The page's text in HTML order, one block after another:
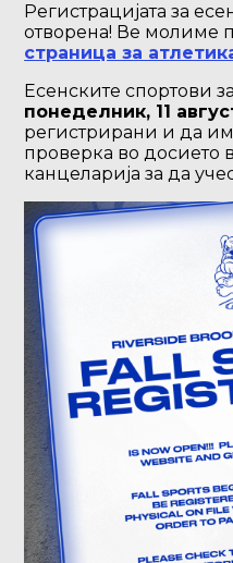
Регистрацијата за
отворена! Ве молиме
страница за
Есенските спортови
понеделник, 11
регистрирани и да
проверка во досието
канцеларија за да